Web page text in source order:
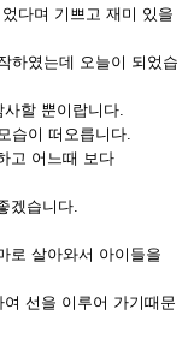
다며 기쁘고 재미 있을
하였는데 오늘이 되었습
할 뿐이랍니다.
습이 떠오릅니다.
고 어느때 보다
겠습니다.
로 살아와서 아이들을
선을 이루어 가기때문